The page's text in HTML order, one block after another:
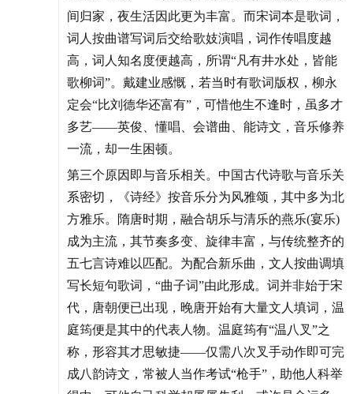
间归家，夜生活因此更为丰富。而宋词本是歌词，
词人按曲谱写词后交给歌妓演唱，词作传唱度越
高，词人知名度便越高，所谓“凡有井水处，皆能
歌柳词”。戴建业感慨，若当时有歌词版权，柳永
定会“比刘德华还富有”，可惜他生不逢时，虽多才
多艺——英俊、懂唱、会谱曲、能诗文，音乐修养
一流，却一生困顿。
第三个原因即与音乐相关。中国古代诗歌与音乐关
系密切，《诗经》按音乐分为风雅颂，其中多为北
方雅乐。隋唐时期，融合胡乐与清乐的燕乐(宴乐)
成为主流，其节奏多变、旋律丰富，与传统整齐的
五七言诗难以匹配。为配合新乐曲，文人按曲调填
写长短句歌词，“曲子词”由此形成。词并非始于宋
代，唐朝便已出现，晚唐开始有大量文人填词，温
庭筠便是其中的代表人物。温庭筠有“温八叉”之
称，形容其才思敏捷——仅需八次叉手动作即可完
成八韵诗文，常被人当作考试“枪手”，助他人科举